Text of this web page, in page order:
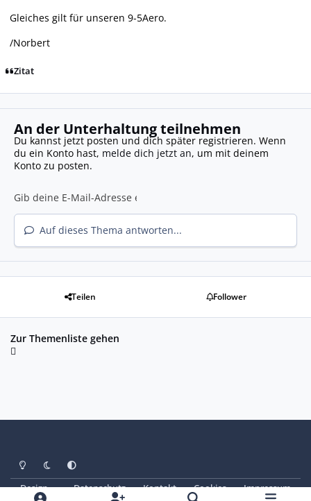
Gleiches gilt für unseren 9-5Aero.
/Norbert
Zitat
An der Unterhaltung teilnehmen
Du kannst jetzt posten und dich später registrieren. Wenn
du ein Konto hast, melde dich jetzt an, um mit deinem
Konto zu posten.
Auf dieses Thema antworten...
Teilen Follower
Zur Themenliste gehen
Heller ModusDunkler Modus
Systemeinstellung
Design Datenschutz Kontakt Cookies
Impressum